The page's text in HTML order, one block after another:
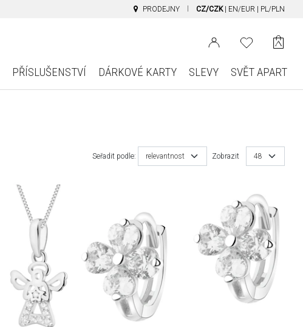
PRODEJNY CZ/CZK EN/EUR PL/PLN
PŘÍSLUŠENSTVÍ DÁRKOVÉ KARTY SLEVY SVĚT APART
Seřadit podle: relevantnost Zobrazit 48